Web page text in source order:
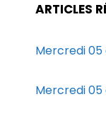
ARTICLES
Mercredi 05
Mercredi 05